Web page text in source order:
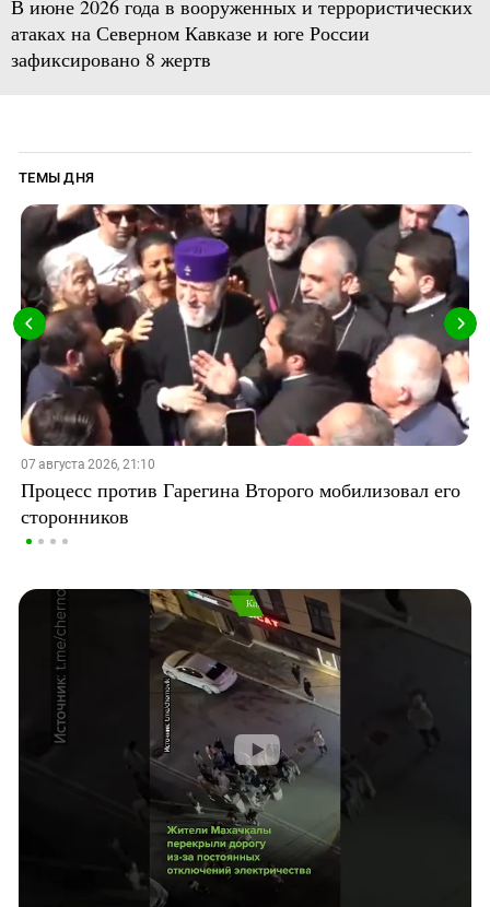
В июне 2026 года в вооруженных и террористических
атаках на Северном Кавказе и юге России
зафиксировано 8 жертв
ТЕМЫ ДНЯ
07 августа 2026, 21:10
Процесс против Гарегина Второго мобилизовал его
сторонников